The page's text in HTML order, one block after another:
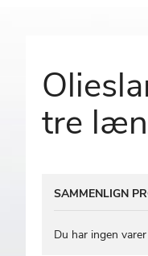
tre
SAMMENLIGN
Du har ingen